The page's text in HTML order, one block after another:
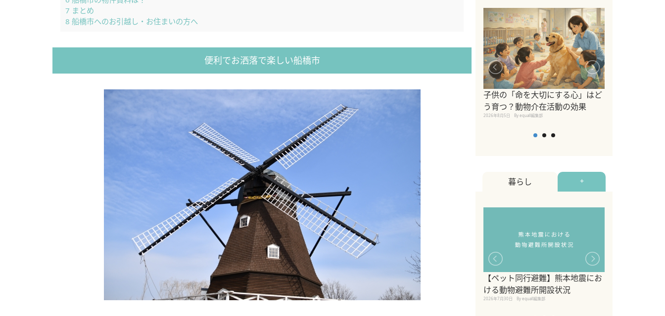
7 まとめ
8 船橋市へのお引越し・お住まいの方へ
便利でお洒落で楽しい船橋市
子供の「命を大切にする心」はど
う育つ？動物介在活動の効果
2026年8月5日 By equall編集部
暮らし +
【ペット同行避難】熊本地震にお
ける動物避難所開設状況
2026年7月30日 By equall編集部